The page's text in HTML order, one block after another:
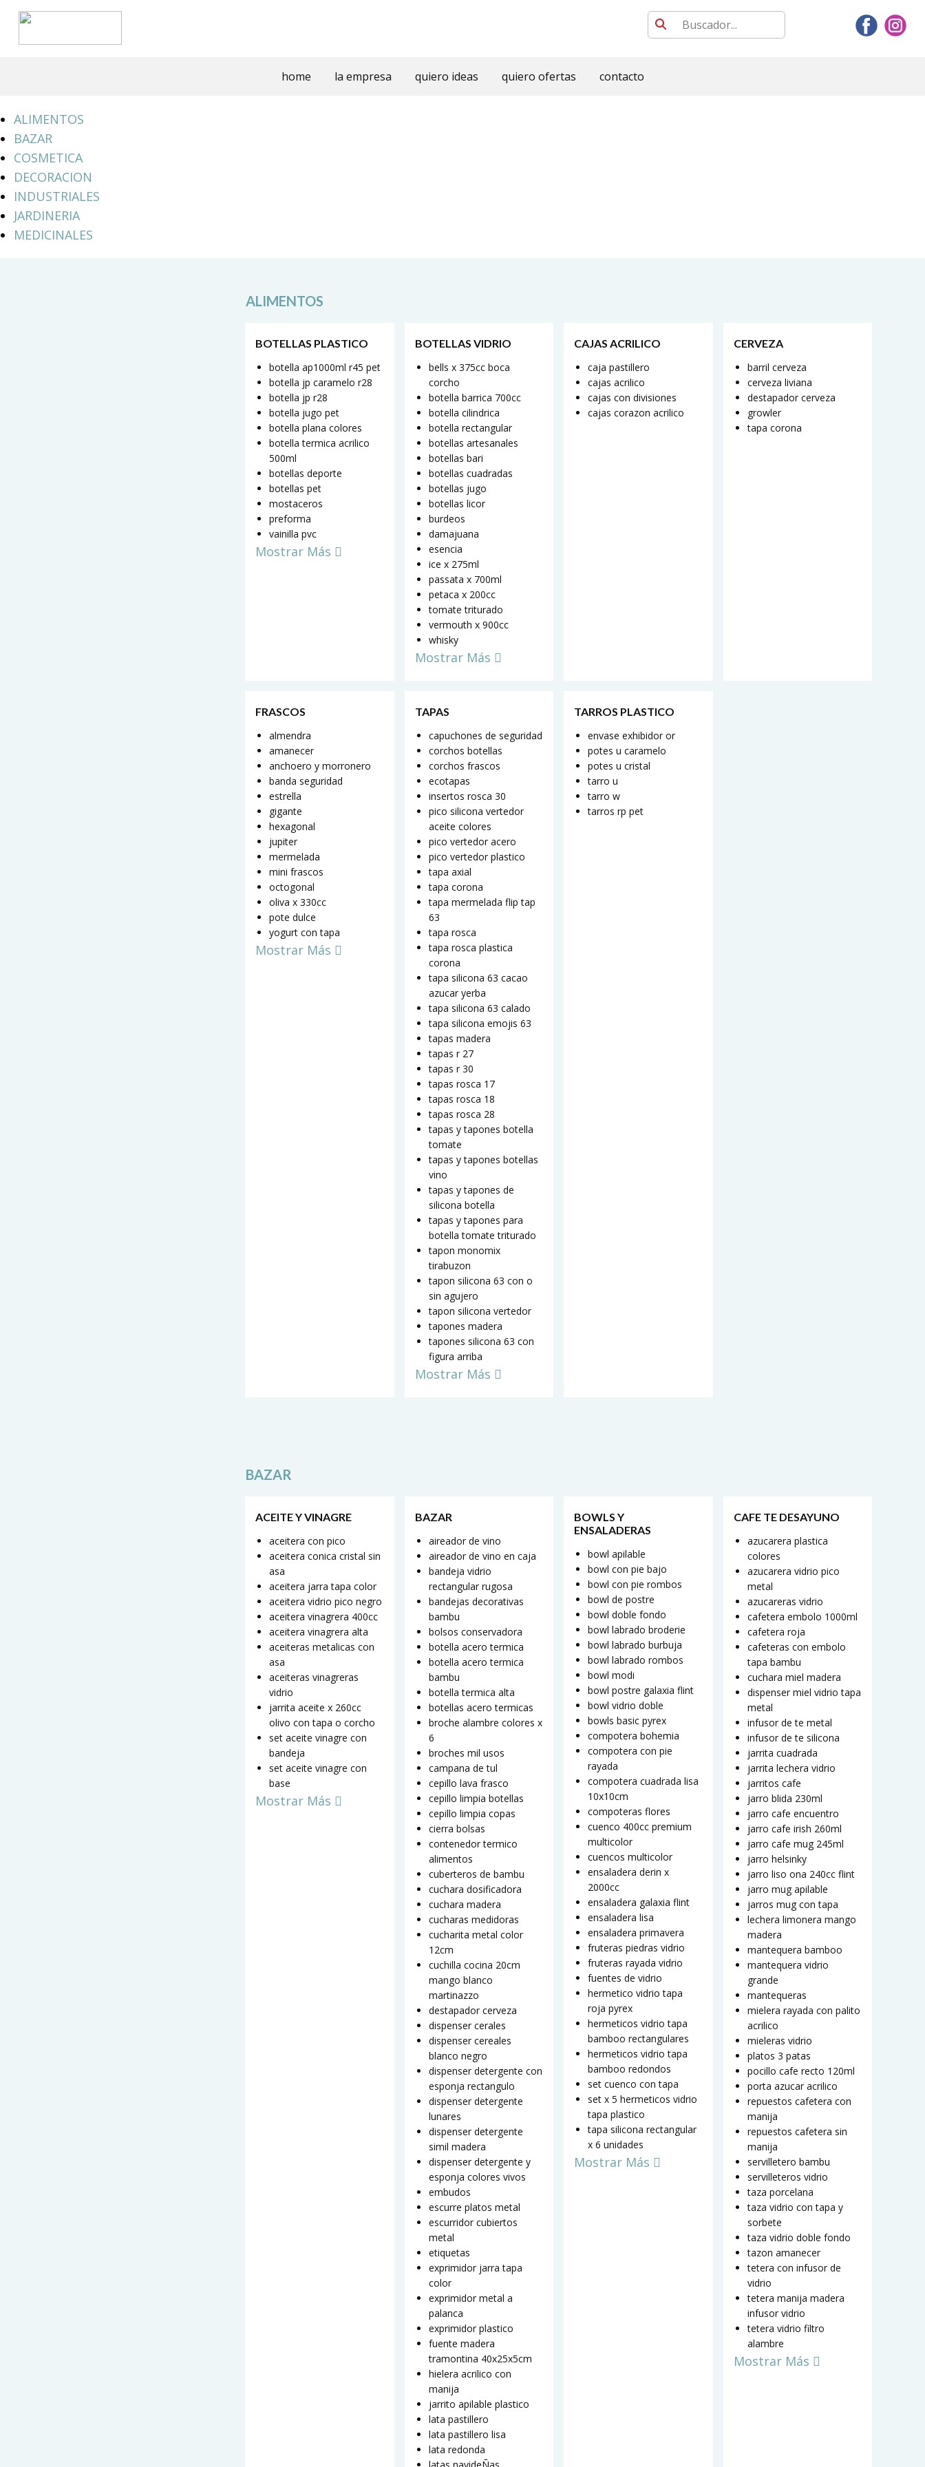
home la empresa quiero ideas quiero ofertas contacto
ALIMENTOS
BAZAR
COSMETICA
DECORACION
INDUSTRIALES
JARDINERIA
MEDICINALES
ALIMENTOS
BOTELLAS PLASTICO
botella ap1000ml r45 pet
botella jp caramelo r28
botella jp r28
botella jugo pet
botella plana colores
botella termica acrilico
500ml
botellas deporte
botellas pet
mostaceros
preforma
vainilla pvc
Mostrar Más
BOTELLAS VIDRIO
bells x 375cc boca
corcho
botella barrica 700cc
botella cilindrica
botella rectangular
botellas artesanales
botellas bari
botellas cuadradas
botellas jugo
botellas licor
burdeos
damajuana
esencia
ice x 275ml
passata x 700ml
petaca x 200cc
tomate triturado
vermouth x 900cc
whisky
Mostrar Más
CAJAS ACRILICO
caja pastillero
cajas acrilico
cajas con divisiones
cajas corazon acrilico
CERVEZA
barril cerveza
cerveza liviana
destapador cerveza
growler
tapa corona
FRASCOS
almendra
amanecer
anchoero y morronero
banda seguridad
estrella
gigante
hexagonal
jupiter
mermelada
mini frascos
octogonal
oliva x 330cc
pote dulce
yogurt con tapa
Mostrar Más
TAPAS
capuchones de seguridad
corchos botellas
corchos frascos
ecotapas
insertos rosca 30
pico silicona vertedor
aceite colores
pico vertedor acero
pico vertedor plastico
tapa axial
tapa corona
tapa mermelada flip tap
63
tapa rosca
tapa rosca plastica
corona
tapa silicona 63 cacao
azucar yerba
tapa silicona 63 calado
tapa silicona emojis 63
tapas madera
tapas r 27
tapas r 30
tapas rosca 17
tapas rosca 18
tapas rosca 28
tapas y tapones botella
tomate
tapas y tapones botellas
vino
tapas y tapones de
silicona botella
tapas y tapones para
botella tomate triturado
tapon monomix
tirabuzon
tapon silicona 63 con o
sin agujero
tapon silicona vertedor
tapones madera
tapones silicona 63 con
figura arriba
Mostrar Más
TARROS PLASTICO
envase exhibidor or
potes u caramelo
potes u cristal
tarro u
tarro w
tarros rp pet
BAZAR
ACEITE Y VINAGRE
aceitera con pico
aceitera conica cristal sin
asa
aceitera jarra tapa color
aceitera vidrio pico negro
aceitera vinagrera 400cc
aceitera vinagrera alta
aceiteras metalicas con
asa
aceiteras vinagreras
vidrio
jarrita aceite x 260cc
olivo con tapa o corcho
set aceite vinagre con
bandeja
set aceite vinagre con
base
Mostrar Más
BAZAR
aireador de vino
aireador de vino en caja
bandeja vidrio
rectangular rugosa
bandejas decorativas
bambu
bolsos conservadora
botella acero termica
botella acero termica
bambu
botella termica alta
botellas acero termicas
broche alambre colores x
6
broches mil usos
campana de tul
cepillo lava frasco
cepillo limpia botellas
cepillo limpia copas
cierra bolsas
contenedor termico
alimentos
cuberteros de bambu
cuchara dosificadora
cuchara madera
cucharas medidoras
cucharita metal color
12cm
cuchilla cocina 20cm
mango blanco
martinazzo
destapador cerveza
dispenser cerales
dispenser cereales
blanco negro
dispenser detergente con
esponja rectangulo
dispenser detergente
lunares
dispenser detergente
simil madera
dispenser detergente y
esponja colores vivos
embudos
escurre platos metal
escurridor cubiertos
metal
etiquetas
exprimidor jarra tapa
color
exprimidor metal a
palanca
exprimidor plastico
fuente madera
tramontina 40x25x5cm
hielera acrilico con
manija
jarrito apilable plastico
lata pastillero
lata pastillero lisa
lata redonda
BOWLS Y
ENSALADERAS
bowl apilable
bowl con pie bajo
bowl con pie rombos
bowl de postre
bowl doble fondo
bowl labrado broderie
bowl labrado burbuja
bowl labrado rombos
bowl modi
bowl postre galaxia flint
bowl vidrio doble
bowls basic pyrex
compotera bohemia
compotera con pie
rayada
compotera cuadrada lisa
10x10cm
compoteras flores
cuenco 400cc premium
multicolor
cuencos multicolor
ensaladera derin x
2000cc
ensaladera galaxia flint
ensaladera lisa
ensaladera primavera
fruteras piedras vidrio
fruteras rayada vidrio
fuentes de vidrio
hermetico vidrio tapa
roja pyrex
hermeticos vidrio tapa
bamboo rectangulares
hermeticos vidrio tapa
bamboo redondos
set cuenco con tapa
set x 5 hermeticos vidrio
tapa plastico
tapa silicona rectangular
x 6 unidades
Mostrar Más
CAFE TE DESAYUNO
azucarera plastica
colores
azucarera vidrio pico
metal
azucareras vidrio
cafetera embolo 1000ml
cafetera roja
cafeteras con embolo
tapa bambu
cuchara miel madera
dispenser miel vidrio tapa
metal
infusor de te metal
infusor de te silicona
jarrita cuadrada
jarrita lechera vidrio
jarritos cafe
jarro blida 230ml
jarro cafe encuentro
jarro cafe irish 260ml
jarro cafe mug 245ml
jarro helsinky
jarro liso ona 240cc flint
jarro mug apilable
jarros mug con tapa
lechera limonera mango
madera
mantequera bamboo
mantequera vidrio
grande
mantequeras
mielera rayada con palito
acrilico
mieleras vidrio
platos 3 patas
pocillo cafe recto 120ml
porta azucar acrilico
repuestos cafetera con
manija
repuestos cafetera sin
manija
servilletero bambu
servilleteros vidrio
taza porcelana
taza vidrio con tapa y
sorbete
taza vidrio doble fondo
tazon amanecer
tetera con infusor de
vidrio
tetera manija madera
infusor vidrio
tetera vidrio filtro
alambre
Mostrar Más